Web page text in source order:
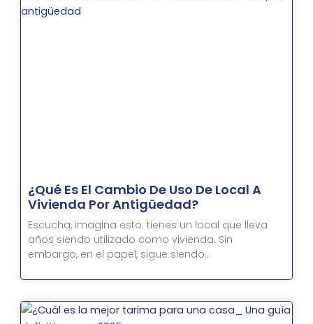
¿Qué Es El Cambio De Uso De Local A
Vivienda Por Antigüedad?
Escucha, imagina esto: tienes un local que lleva
años siendo utilizado como vivienda. Sin
embargo, en el papel, sigue siendo…